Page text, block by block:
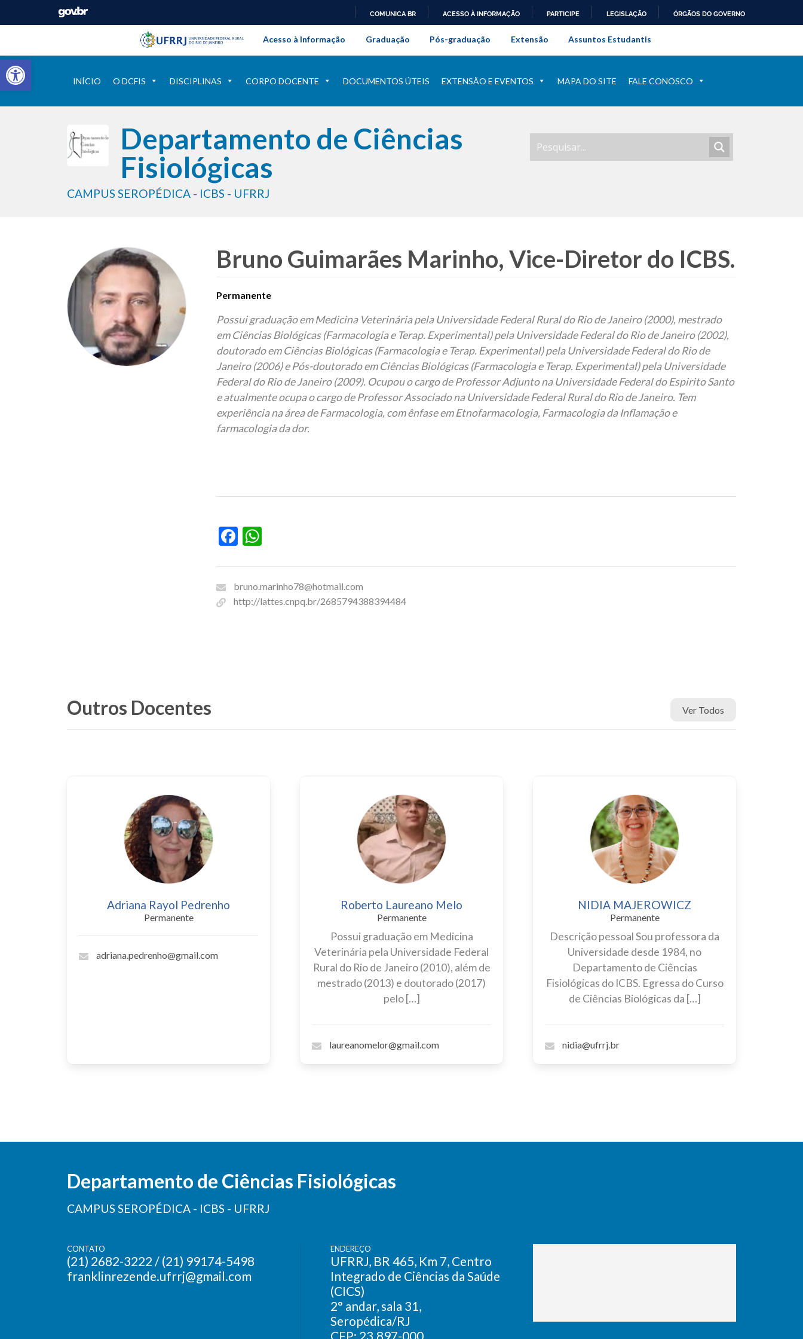
Barra de Ferramentas Aberta
PARA
O
COMUNICA BR ACESSO À INFORMAÇÃO PARTICIPE LEGISLAÇÃO ÓRGÃOS DO GOVERNO
Pular barra institucional
Barra institucional da Universidade Federal Rural do Rio de Janeiro
Acesso à Informação Graduação Pós-graduação Extensão Assuntos Estudantis
INÍCIO O DCFIS DISCIPLINAS CORPO DOCENTE DOCUMENTOS ÚTEIS EXTENSÃO E EVENTOS MAPA DO SITE FALE CONOSCO
Departamento de Ciências
Fisiológicas
CAMPUS SEROPÉDICA - ICBS - UFRRJ
Bruno Guimarães Marinho, Vice-Diretor do ICBS.
Permanente
Possui graduação em Medicina Veterinária pela Universidade Federal Rural do Rio de Janeiro (2000), mestrado
em Ciências Biológicas (Farmacologia e Terap. Experimental) pela Universidade Federal do Rio de Janeiro (2002),
doutorado em Ciências Biológicas (Farmacologia e Terap. Experimental) pela Universidade Federal do Rio de
Janeiro (2006) e Pós-doutorado em Ciências Biológicas (Farmacologia e Terap. Experimental) pela Universidade
Federal do Rio de Janeiro (2009). Ocupou o cargo de Professor Adjunto na Universidade Federal do Espirito Santo
e atualmente ocupa o cargo de Professor Associado na Universidade Federal Rural do Rio de Janeiro. Tem
experiência na área de Farmacologia, com ênfase em Etnofarmacologia, Farmacologia da Inflamação e
farmacologia da dor.
Facebook
bruno.marinho78@hotmail.com
http://lattes.cnpq.br/2685794388394484
Ver Todos
Outros Docentes
Adriana Rayol Pedrenho
Permanente
adriana.pedrenho@gmail.com
Roberto Laureano Melo
Permanente
Possui graduação em Medicina
Veterinária pela Universidade Federal
Rural do Rio de Janeiro (2010), além de
mestrado (2013) e doutorado (2017)
pelo […]
laureanomelor@gmail.com
NIDIA MAJEROWICZ
Permanente
Descrição pessoal Sou professora da
Universidade desde 1984, no
Departamento de Ciências
Fisiológicas do ICBS. Egressa do Curso
de Ciências Biológicas da […]
nidia@ufrrj.br
Departamento de Ciências Fisiológicas
CAMPUS SEROPÉDICA - ICBS - UFRRJ
CONTATO
(21) 2682-3222 / (21) 99174-5498
franklinrezende.ufrrj@gmail.com
ENDEREÇO
UFRRJ, BR 465, Km 7, Centro
Integrado de Ciências da Saúde
(CICS)
2° andar, sala 31,
Seropédica/RJ
CEP: 23.897-000